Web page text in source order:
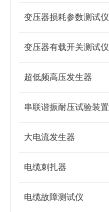
变压器损耗参数测试仪
变压器有载开关测试仪
超低频高压发生器
串联谐振耐压试验装置
大电流发生器
电缆刺扎器
电缆故障测试仪